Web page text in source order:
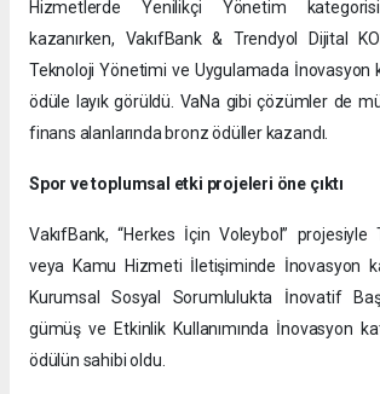
Hizmetlerde Yenilikçi Yönetim
kazanırken, VakıfBank & Trendyol Dijital
Teknoloji Yönetimi ve Uygulamada İnovasyon
ödüle layık görüldü. VaNa gibi çözümler de
finans alanlarında bronz ödüller kazandı.
Spor ve toplumsal etki projeleri öne çıktı
VakıfBank, “Herkes İçin Voleybol” projesiyle
veya Kamu Hizmeti İletişiminde İnovasyon
Kurumsal Sosyal Sorumlulukta İnovatif
gümüş ve Etkinlik Kullanımında İnovasyon
ödülün sahibi oldu.